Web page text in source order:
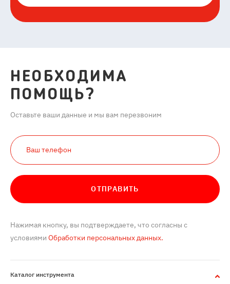
НЕОБХОДИМА
ПОМОЩЬ?
Оставьте ваши данные и мы вам перезвоним
ОТПРАВИТЬ
Нажимая кнопку, вы подтверждаете, что согласны с
условиями Обработки персональных данных.
Каталог инструмента